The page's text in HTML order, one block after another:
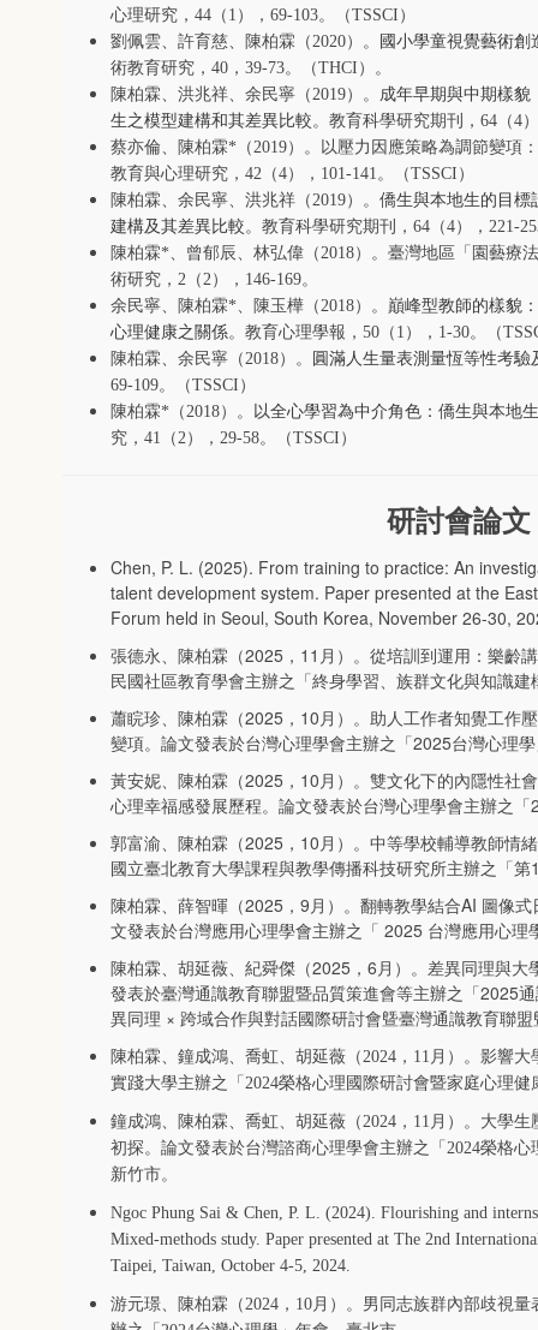
心理研究， 44 （ 1 ）， 69-103。（TSSCI ）
劉佩雲、許育慈、陳柏霖（2020）。
國小學童視覺藝術
術教育研究， 40 ， 39-73。（THCI ）。
陳柏霖、洪兆祥、余民寧（2019）。 成年早期與中期樣貌
生之模型建構和其差異比較。教育科學研究期刊， 64 （4
蔡亦倫、陳柏霖* （2019）。以壓力因應策略為調節變項
教育與心理研究， 42 （4）， 101-141。（TSSCI ）
陳柏霖、余民寧、洪兆祥（2019）。 僑生與本地生的目標
建構及其差異比較。教育科學研究期刊， 64 （4）， 221-
陳柏霖*、曾郁辰、林弘偉（2018）。臺灣地區「園藝療法
術研究， 2 （2）， 146-169。
余民寧、陳柏霖*、陳玉樺（2018）。 巔峰型教師的樣貌
心理健康之關係。教育心理學報， 50 （ 1 ）， 1-30。（
陳柏霖、余民寧（2018）。
圓滿人生量表測量恆等性考
69-109。（TSSCI ）
陳柏霖* （2018）。
以全心學習為中介角色：僑生與本地
究， 41 （2）， 29-58。（TSSCI ）
研討會論文
Chen, P. L. (2025). From training to practice: An
talent development system. Paper presented at the
Forum held in Seoul, South Korea, November 26-30,
張德永、陳柏霖（2025，11月）。從培訓到運用：樂齡
民國社區教育學會主辦之「終身學習、族群文化與知識
蕭睆珍、陳柏霖（2025，10月）。助人工作者知覺工作
變項。論文發表於台灣心理學會主辦之「2025台灣心理
黃安妮、陳柏霖（2025，10月）。雙文化下的內隱性社
心理幸福感發展歷程。論文發表於台灣心理學會主辦之
郭富渝、陳柏霖（2025，10月）。中等學校輔導教師情
國立臺北教育大學課程與教學傳播科技研究所主辦之「
陳柏霖、薛智暉（2025，9月）。翻轉教學結合AI 圖像
文發表於台灣應用心理學會主辦之「 2025 台灣應用心理
陳柏霖、胡延薇、紀舜傑（2025，6月）。差異同理與
發表於臺灣通識教育聯盟暨品質策進會等主辦之「2025
異同理 × 跨域合作與對話國際研討會曁臺灣通識教育聯
陳柏霖、鐘成鴻、喬虹、胡延薇（2024，11月）。影響
實踐大學主辦之「2024榮格心理國際研討會暨家庭心理
鐘成鴻、陳柏霖、喬虹、胡延薇（2024，11月）。大學
初探。論文發表於台灣諮商心理學會主辦之「2024榮格
新竹市。
Ngoc Phung Sai & Chen, P. L. (2024). Flourishing and
Mixed-methods study. Paper presented at The 2nd
Taipei, Taiwan, October 4-5, 2024.
游元璟、陳柏霖（2024，10月）。男同志族群內部歧視